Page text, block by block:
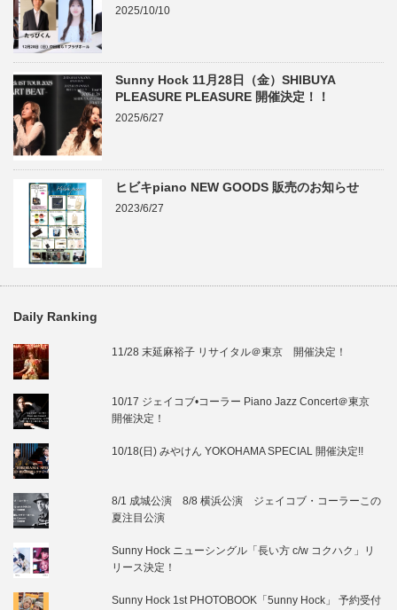
2025/10/10
Sunny Hock 11月28日（金）SHIBUYA
PLEASURE PLEASURE 開催決定！！
2025/6/27
ヒビキpiano NEW GOODS 販売のお知らせ
2023/6/27
Daily Ranking
11/28 末延麻裕子 リサイタル＠東京 開催決定！
10/17 ジェイコブ•コーラー Piano Jazz Concert＠東京
開催決定！
10/18(日) みやけん YOKOHAMA SPECIAL 開催決定!!
8/1 成城公演 8/8 横浜公演 ジェイコブ・コーラーこの
夏注目公演
Sunny Hock ニューシングル「長い方 c/w コクハク」リ
リース決定！
Sunny Hock 1st PHOTOBOOK「5unny Hock」 予約受付